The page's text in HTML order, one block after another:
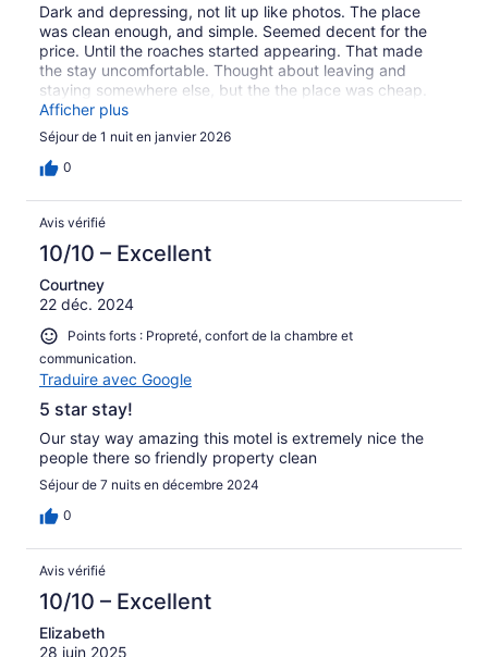
Dark and depressing, not lit up like photos. The place
was clean enough, and simple. Seemed decent for the
price. Until the roaches started appearing. That made
the stay uncomfortable. Thought about leaving and
staying somewhere else, but the the place was cheap.
Would not stay again and would not recommend.
Afficher plus
Séjour de 1 nuit en janvier 2026
0
Avis vérifié
10/10 – Excellent
Courtney
22 déc. 2024
Points forts : Propreté, confort de la chambre et
communication.
Traduire avec Google
5 star stay!
Our stay way amazing this motel is extremely nice the
people there so friendly property clean
Séjour de 7 nuits en décembre 2024
0
Avis vérifié
10/10 – Excellent
Elizabeth
28 juin 2025